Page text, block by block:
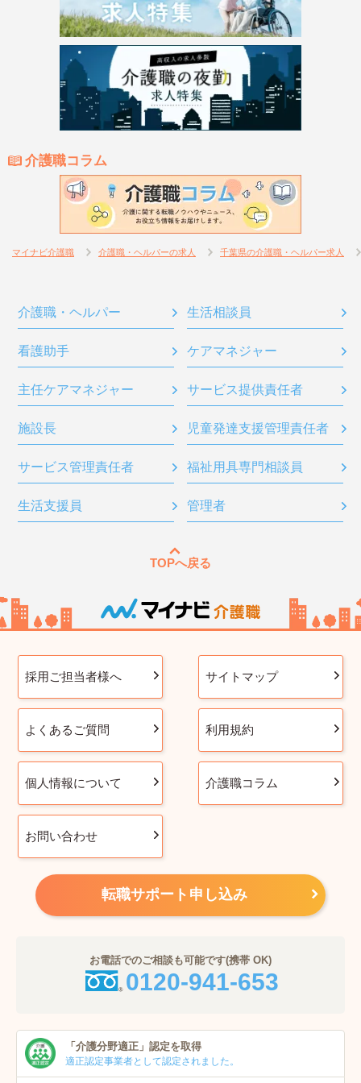
介護職コラム
マイナビ介護職 介護職・ヘルパーの求人 千葉県の介護職・ヘルパー求人
介護職・ヘルパー 生活相談員
看護助手 ケアマネジャー
主任ケアマネジャー サービス提供責任者
施設長 児童発達支援管理責任者
サービス管理責任者 福祉用具専門相談員
生活支援員 管理者
TOPへ戻る
採用ご担当者様へ サイトマップ
よくあるご質問 利用規約
個人情報について 介護職コラム
お問い合わせ
転職サポート申し込み
お電話でのご相談も可能です(携帯 OK)
0120-941-653
「介護分野適正」 認定を取得
適正認定事業者として認定されました。